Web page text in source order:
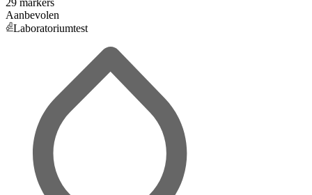
29 markers
Aanbevolen
Laboratoriumtest